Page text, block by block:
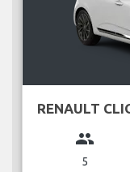
RENAULT
group
5